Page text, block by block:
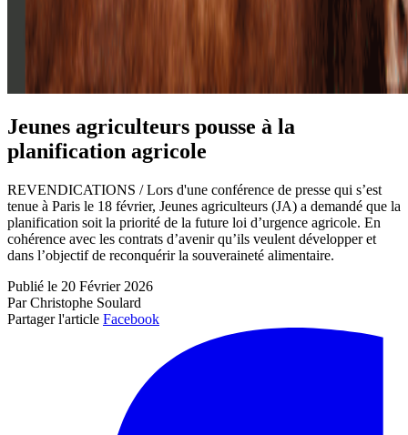
Jeunes agriculteurs pousse à la
planification agricole
REVENDICATIONS / Lors d'une conférence de presse qui s’est
tenue à Paris le 18 février, Jeunes agriculteurs (JA) a demandé que la
planification soit la priorité de la future loi d’urgence agricole. En
cohérence avec les contrats d’avenir qu’ils veulent développer et
dans l’objectif de reconquérir la souveraineté alimentaire.
Publié le 20 Février 2026
Par Christophe Soulard
Partager l'article Facebook